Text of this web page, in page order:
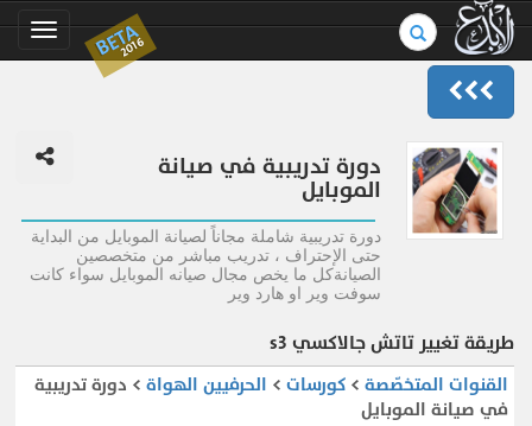
BETA
2016
بحث
في
الموسوعة..
دورة تدريبية في صيانة
الموبايل
دورة تدريبية شاملة مجاناً لصيانة الموبايل من البداية
حتى الإحتراف ، تدريب مباشر من متخصصين
الصيانةكل ما يخص مجال صيانه الموبايل سواء كانت
سوفت وير او هارد وير
طريقة تغيير تاتش جالاكسي s3
القنوات المتخصّصة > كورسات > الحرفيين الهواة > دورة تدريبية
في صيانة الموبايل